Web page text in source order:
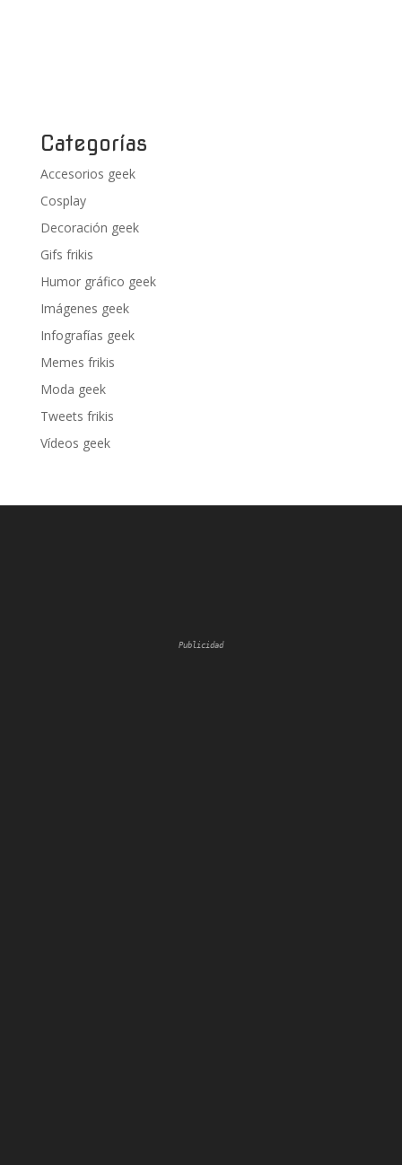
Categorías
Accesorios geek
Cosplay
Decoración geek
Gifs frikis
Humor gráfico geek
Imágenes geek
Infografías geek
Memes frikis
Moda geek
Tweets frikis
Vídeos geek
Publicidad